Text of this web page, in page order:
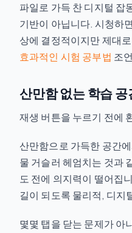
파일로 가득 찬 디지털 잡
기반이 아닙니다. 시청하
상에 결정적이지만 제대
효과적인 시험 공부법 조
산만함 없는 학습
재생 버튼을 누르기 전에
산만함으로 가득한 공간
물 거슬러 헤엄치는 것과
도 전에 의지력이 떨어집
길이 되도록 물리적, 디지
몇몇 탭을 닫는 문제가 아